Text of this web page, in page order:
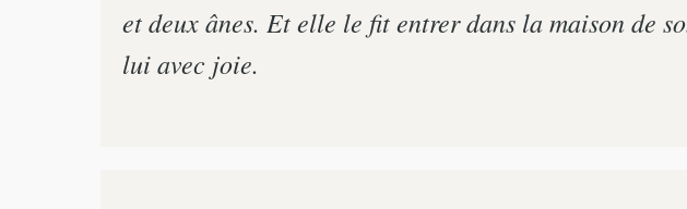
et deux ânes. Et elle le fit entrer dans la maison de
lui avec joie.